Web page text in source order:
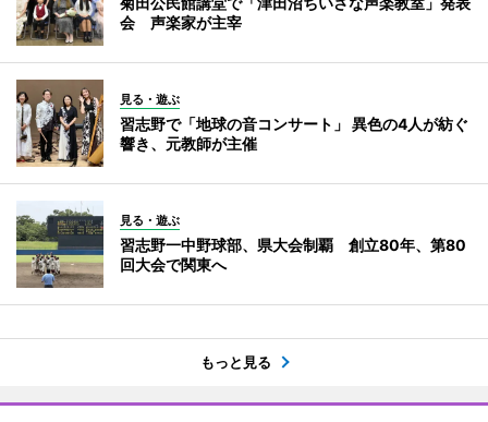
会 声楽家が主宰
見る・遊ぶ
習志野で「地球の音コンサート」 異色の4人が紡ぐ
響き、元教師が主催
見る・遊ぶ
習志野一中野球部、県大会制覇 創立80年、第80
回大会で関東へ
もっと見る